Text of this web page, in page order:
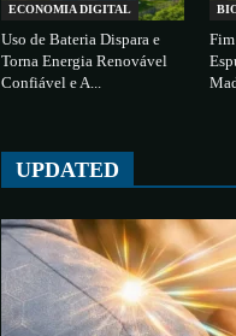
ECONOMIA DIGITAL
Uso de Bateria Dispara e
Torna Energia Renovável
Confiável e A...
UPDATED